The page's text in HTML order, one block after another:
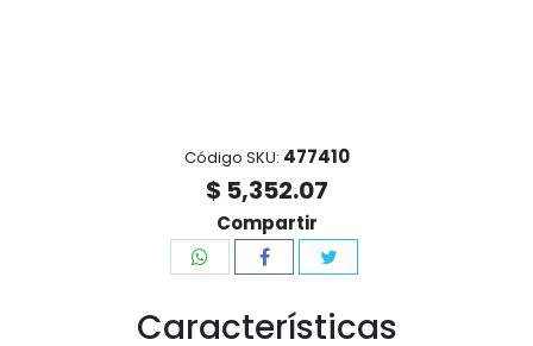
Código SKU: 477410
$ 5,352.07
Compartir
Características